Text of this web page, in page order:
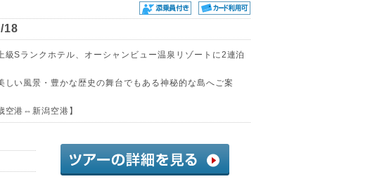
18
級Sランクホテル、オーシャンビュー温泉リゾートに2連泊
しい風景・豊かな歴史の舞台でもある神秘的な島へご案
空港⇔新潟空港】